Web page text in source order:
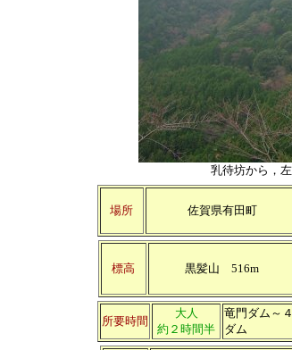
乳待坊から，
場所 佐賀県有田町
標高 黒髪山 516m
所要時間
大人
約２時間半
竜門ダム～
ダム